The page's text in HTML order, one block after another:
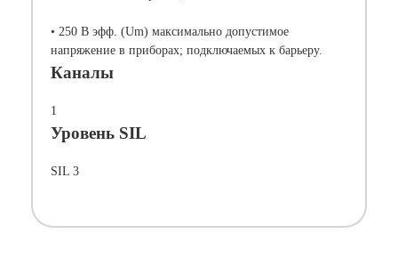
• 250 В эфф. (Um) максимально допустимое
напряжение в приборах; подключаемых к барьеру.
Каналы
1
Уровень SIL
SIL 3